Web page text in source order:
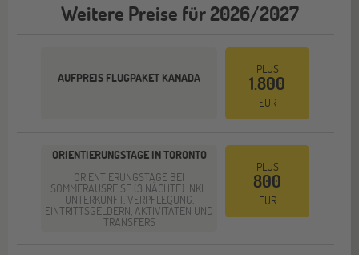
Weitere Preise für 2026/2027
AUFPREIS FLUGPAKET KANADA
PLUS
1.800
EUR
ORIENTIERUNGSTAGE IN TORONTO
ORIENTIERUNGSTAGE BEI
SOMMERAUSREISE (3 NÄCHTE) INKL.
UNTERKUNFT, VERPFLEGUNG,
EINTRITTSGELDERN, AKTIVITÄTEN UND
TRANSFERS
PLUS
800
EUR